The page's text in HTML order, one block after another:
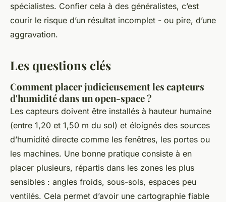
spécialistes. Confier cela à des généralistes, c’est
courir le risque d’un résultat incomplet - ou pire, d’une
aggravation.
Les questions clés
Comment placer judicieusement les capteurs
d'humidité dans un open-space ?
Les capteurs doivent être installés à hauteur humaine
(entre 1,20 et 1,50 m du sol) et éloignés des sources
d’humidité directe comme les fenêtres, les portes ou
les machines. Une bonne pratique consiste à en
placer plusieurs, répartis dans les zones les plus
sensibles : angles froids, sous-sols, espaces peu
ventilés. Cela permet d’avoir une cartographie fiable